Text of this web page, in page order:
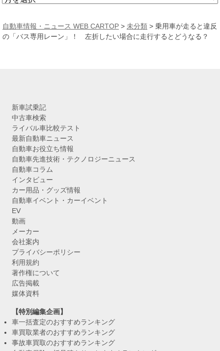
カ
イ
自動車情報・ニュース WEB CARTOP > 未分類 > 乗用車が走ると違反
の「バス専用レーン」！ 左折したい場合に走行するとどうなる？
新車試乗記
中古車検索
ライバル車比較テスト
最新自動車ニュース
自動車お役立ち情報
自動車先進技術・テクノロジーニュース
自動車コラム
インタビュー
カー用品・グッズ情報
自動車イベント・カーイベント
EV
動画
メーカー
会社案内
プライバシーポリシー
利用規約
著作権について
広告掲載
媒体資料
【特別編集企画】
車一括査定のおすすめランキング
車買取業者のおすすめランキング
事故車買取のおすすめランキング